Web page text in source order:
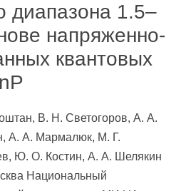
диапазона 1.5–
напряженно-
квантовых
В. Н. Светогоров, А. А.
А. А. Мармалюк, М. Г.
Ю. О. Костин, А. А. Шелякин
Национальный